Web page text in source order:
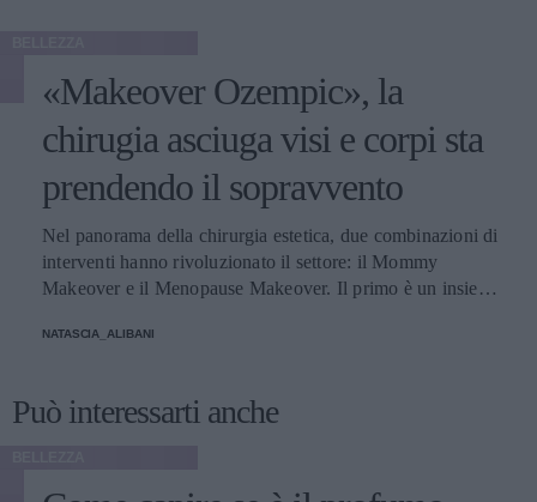
«Makeover Ozempic», la
chirugia asciuga visi e corpi sta
prendendo il sopravvento
Nel panorama della chirurgia estetica, due combinazioni di
interventi hanno rivoluzionato il settore: il Mommy
Makeover e il Menopause Makeover. Il primo è un insieme
donne a recuperare la forma fisica e l'aspetto che avevano
soprattutto addome, seno e altre aree soggette a
NATASCIA_ALIBANI
Può interessarti anche